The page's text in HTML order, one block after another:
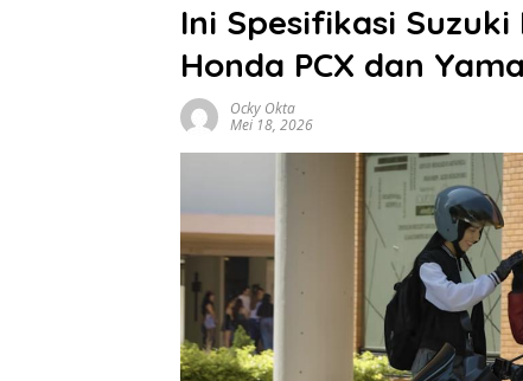
Ini Spesifikasi
Honda PCX dan
Ocky Okta
Mei 18, 2026